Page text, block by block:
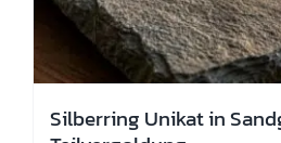
Silberring Unikat in